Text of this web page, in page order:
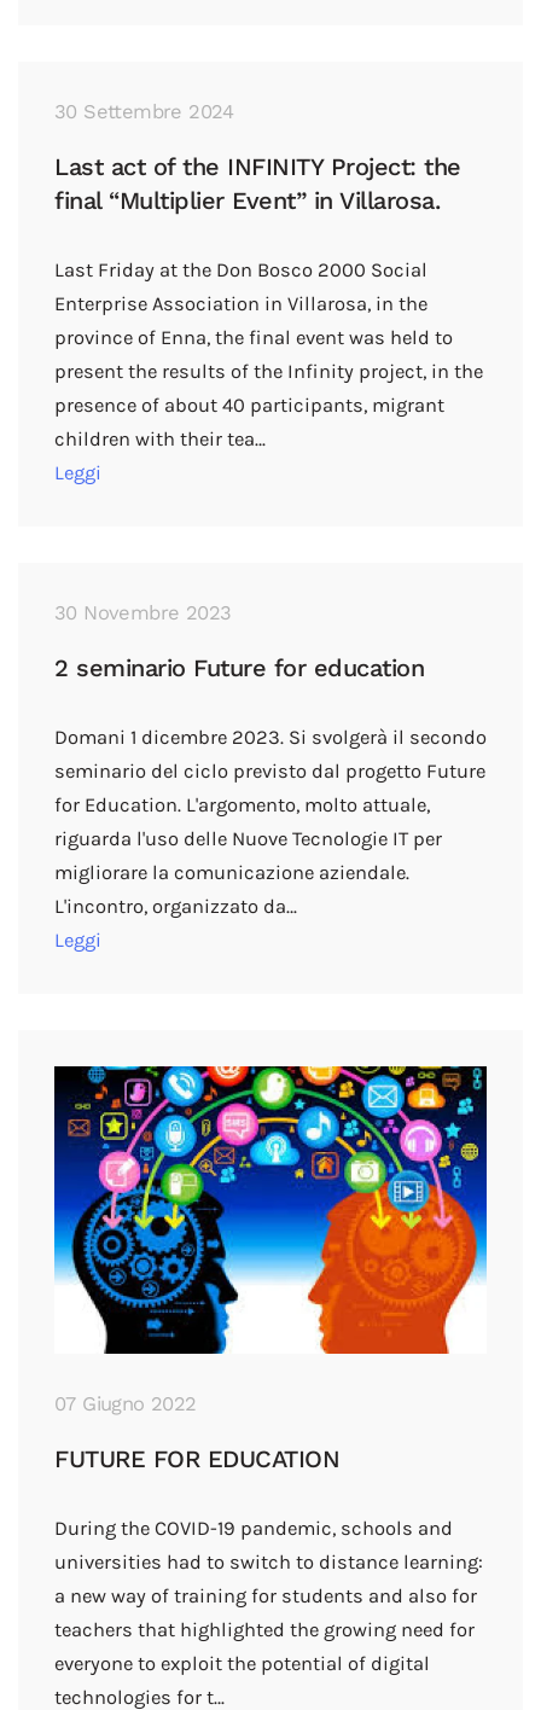
30 Settembre 2024
Last act of the INFINITY Project: the
final “Multiplier Event” in Villarosa.
Last Friday at the Don Bosco 2000 Social
Enterprise Association in Villarosa, in the
province of Enna, the final event was held to
present the results of the Infinity project, in the
presence of about 40 participants, migrant
children with their tea…
Leggi
30 Novembre 2023
2 seminario Future for education
Domani 1 dicembre 2023. Si svolgerà il secondo
seminario del ciclo previsto dal progetto Future
for Education. L'argomento, molto attuale,
riguarda l'uso delle Nuove Tecnologie IT per
migliorare la comunicazione aziendale.
L'incontro, organizzato da…
Leggi
07 Giugno 2022
FUTURE FOR EDUCATION
During the COVID-19 pandemic, schools and
universities had to switch to distance learning:
a new way of training for students and also for
teachers that highlighted the growing need for
everyone to exploit the potential of digital
technologies for t…